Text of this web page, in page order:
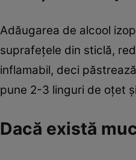
Adăugarea de alcool
suprafeţele din sticlă,
inflamabil, deci
pune 2-3 linguri de oţet
Dacă există